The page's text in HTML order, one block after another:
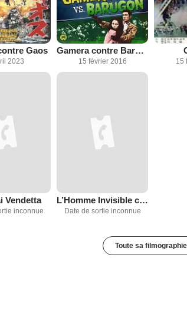
Gaos
2023
Gamera contre Barugon
15 février 2016 15
Vendetta
inconnue
L’Homme Invisible contre la mouche humaine
Date de sortie inconnue
Toute sa filmographie